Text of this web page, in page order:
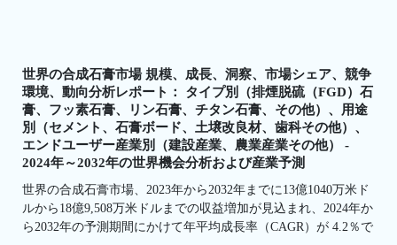
世界の合成石膏市場 規模、成長、洞察、市場シェア、競争
環境、動向分析レポート： タイプ別（排煙脱硫（FGD）石
膏、フッ素石膏、リン石膏、チタン石膏、その他）、用途
別（セメント、石膏ボード、土壌改良材、歯科その他）、
エンドユーザー産業別（建設産業、農業産業その他） -
2024年～2032年の世界機会分析および産業予測
世界の合成石膏市場、2023年から2032年までに13億1040万米ド
ルから18億9,508万米ドルまでの収益増加が見込まれ、2024年か
ら2032年の予測期間にかけて年平均成長率（CAGR）が 4.2％で